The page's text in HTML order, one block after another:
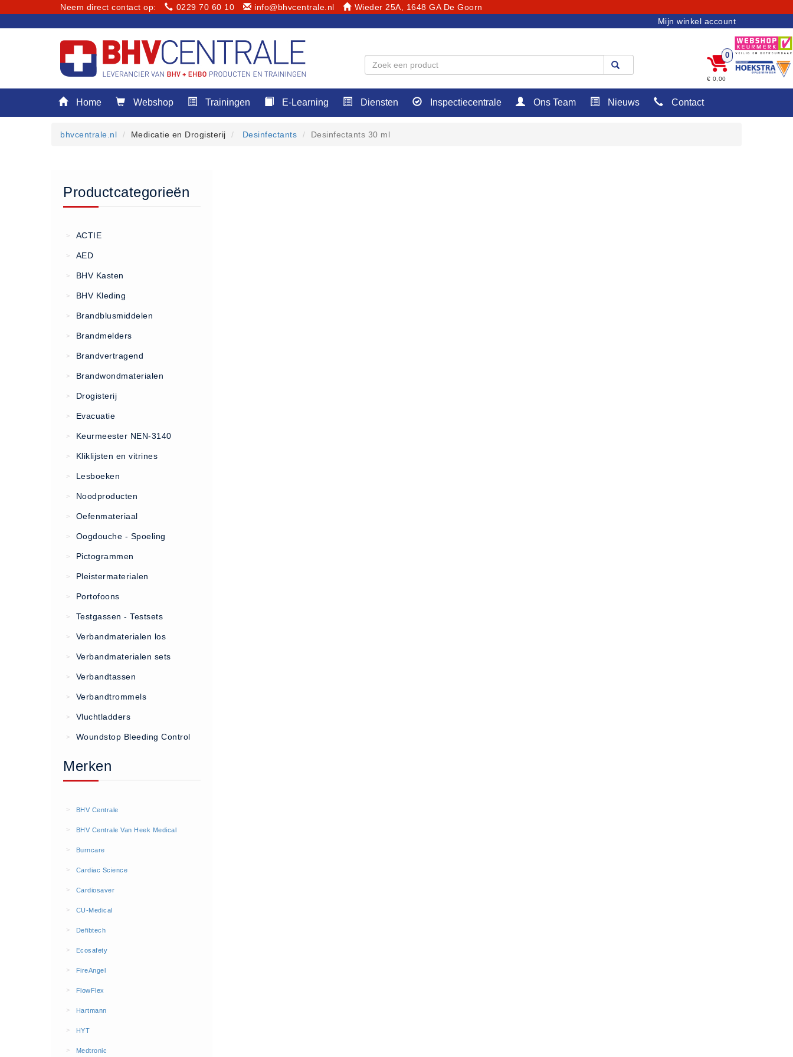
Neem direct contact op: 0229 70 60 10 info@bhvcentrale.nl Wieder 25A, 1648 GA De Goorn
Home
Keuringen
Bedrijfsnoodplannen
Inspectiecentrale
Ons Team
Nieuws
Contact
Algemene Voorwaarden
Vacatures
AED apparaten (11)
AED apparaten (11)
AED batterijen (12)
AED binnen - buiten kasten (11)
AED elektroden (18)
AED tassen (14)
BHV kasten (5)
BHV kasten (0)
Evacuatie - Zaklampen (0)
Kleding - Hesjes (0)
Brandblusmiddelen
Schuimblussers (6)
Brandmelders
CO melders (2)
Mijn winkel account
0
€ 0,00
Home Webshop Trainingen E-Learning Diensten Inspectiecentrale Ons Team Nieuws Contact
bhvcentrale.nl Medicatie en Drogisterij Desinfectants Desinfectants 30 ml
Productcategorieën
> ACTIE
> AED
> BHV Kasten
> BHV Kleding
> Brandblusmiddelen
> Brandmelders
> Brandvertragend
> Brandwondmaterialen
> Drogisterij
> Evacuatie
> Keurmeester NEN-3140
> Kliklijsten en vitrines
> Lesboeken
> Noodproducten
> Oefenmateriaal
> Oogdouche - Spoeling
> Pictogrammen
> Pleistermaterialen
> Portofoons
> Testgassen - Testsets
> Verbandmaterialen los
> Verbandmaterialen sets
> Verbandtassen
> Verbandtrommels
> Vluchtladders
> Woundstop Bleeding Control
Merken
> BHV Centrale
> BHV Centrale Van Heek Medical
> Burncare
> Cardiac Science
> Cardiosaver
> CU-Medical
> Defibtech
> Ecosafety
> FireAngel
> FlowFlex
> Hartmann
> HYT
> Medtronic